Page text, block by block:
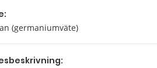
(germaniumväte)